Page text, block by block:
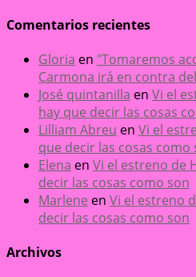
Comentarios recientes
Gloria en "Tomaremos
Carmona irá en contra
José quintanilla en Vi el
hay que decir las cosas
Lilliam Abreu en Vi el
que decir las cosas como
Elena en Vi el estreno de
decir las cosas como son
Marlene en Vi el estreno
decir las cosas como son
Archivos